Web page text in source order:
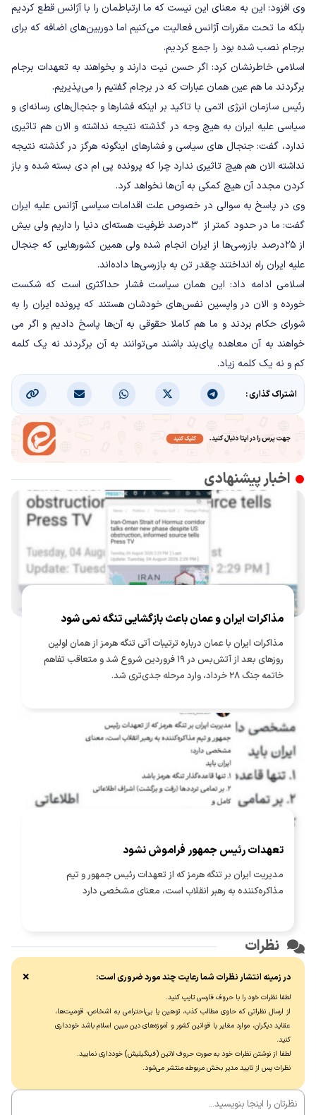
وی افزود: این به معنای این نیست که ما ارتباطمان را با آژانس قطع کردیم
بلکه ما تحت مقررات آژانس فعالیت می‌کنیم اما دوربین‌های اضافه که برای
برجام نصب شده بود را جمع کردیم.
اسلامی خاطرنشان کرد: اگر حسن نیت دارند و بخواهند به تعهدات برجام
برگردند ما هم عین همان عبارات که در برجام گفتیم را می‌پذیریم.
رئیس سازمان انرژی اتمی با تاکید بر اینکه فشارها و جنجال‌های رسانه‌ای و
سیاسی علیه ایران به هیچ وجه در گذشته نتیجه نداشته و الان هم تاثیری
ندارد، گفت: جنجال های سیاسی و فشارهای اینگونه هرگز در گذشته نتیجه
نداشته الان هم هیچ تاثیری ندارد چرا که پرونده پی ام دی بسته شده و باز
کردن مجدد آن هیچ کمکی به آن‌ها نخواهد کرد.
وی در پاسخ به سوالی در خصوص علت اقدامات سیاسی آژانس علیه ایران
گفت: ما در حدود کمتر از ۳درصد ظرفیت هسته‌ای دنیا را داریم ولی بیش
از ۲۵درصد بازرسی‌ها از ایران انجام شده ولی همین کشورهایی که جنجال
علیه ایران راه انداختند چقدر تن به بازرسی‌ها داده‌اند.
اسلامی ادامه داد: این همان سیاست فشار حداکثری است که شکست
خورده و الان در واپسین نفس‌های خودشان هستند که پرونده ایران را به
شورای حکام بردند و ما هم کاملا حقوقی به آن‌ها پاسخ دادیم و اگر می
خواهند به آن معاهده پای‌بند باشند می‌توانند به آن برگردند نه یک کلمه
کم و نه یک کلمه زیاد.
اشتراک گذاری :
اخبار پیشنهادی
مذاکرات ایران و عمان باعث بازگشایی تنگه نمی شود
مذاکرات ایران با عمان درباره ترتیبات آتی تنگه هرمز از همان اولین
روزهای بعد از آتش‌بس در ۱۹ فروردین شروع شد و متعاقب تفاهم
خاتمه جنگ ۲۸ خرداد، وارد مرحله جدی‌تری شد.
تعهدات رئیس جمهور فراموش نشود
مدیریت ایران بر تنگه هرمز که از تعهدات رئیس جمهور و تیم
مذاکره‌کننده به رهبر انقلاب است، معنای مشخصی دارد
نظرات
در زمینه انتشار نظرات شما رعایت چند مورد ضروری است:
لطفا نظرات خود را با حروف فارسی تایپ کنید.
از ارسال نظراتی که حاوی مطالب کذب، توهین یا بی‌احترامی به اشخاص، قومیت‌ها،
عقاید دیگران، موارد مغایر با قوانین کشور و آموزه‌های دین مبین اسلام باشد خودداری
کنید.
لطفا از نوشتن نظرات خود به صورت حروف لاتین (فینگیلیش) خودداری نماييد.
نظرات پس از تایید مدیر بخش مربوطه منتشر می‌شود.
×